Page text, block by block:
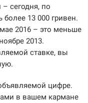
сегодня, по
более 13 000 гривен.
2016 – это меньше
2013.
ставке, вы
цифре.
в вашем кармане